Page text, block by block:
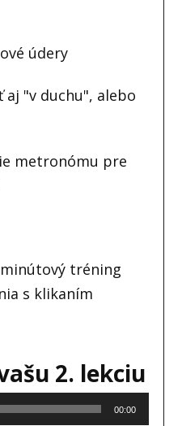
údery
aj "v duchu", alebo
metronómu pre
tréning
s klikaním
2. lekciu
00:00